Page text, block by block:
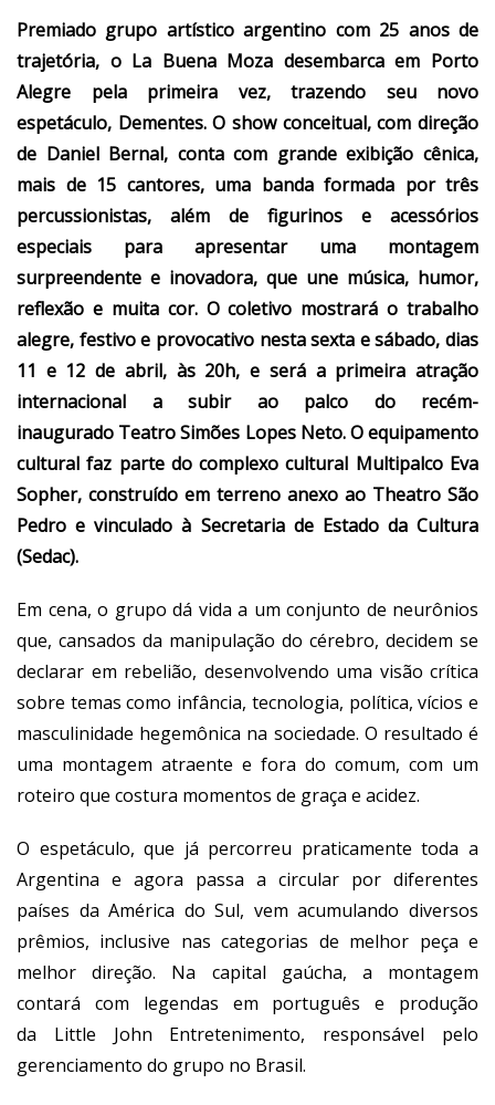
Premiado grupo artístico argentino com 25 anos de
trajetória, o La Buena Moza desembarca em Porto
Alegre pela primeira vez, trazendo seu novo
espetáculo, Dementes. O show conceitual, com direção
de Daniel Bernal, conta com grande exibição cênica,
mais de 15 cantores, uma banda formada por três
percussionistas, além de figurinos e acessórios
especiais para apresentar uma montagem
surpreendente e inovadora, que une música, humor,
reflexão e muita cor. O coletivo mostrará o trabalho
alegre, festivo e provocativo nesta sexta e sábado, dias
11 e 12 de abril, às 20h, e será a primeira atração
internacional a subir ao palco do recém-
inaugurado Teatro Simões Lopes Neto. O equipamento
cultural faz parte do complexo cultural Multipalco Eva
Sopher, construído em terreno anexo ao Theatro São
Pedro e vinculado à Secretaria de Estado da Cultura
(Sedac).
Em cena, o grupo dá vida a um conjunto de neurônios
que, cansados da manipulação do cérebro, decidem se
declarar em rebelião, desenvolvendo uma visão crítica
sobre temas como infância, tecnologia, política, vícios e
masculinidade hegemônica na sociedade. O resultado é
uma montagem atraente e fora do comum, com um
roteiro que costura momentos de graça e acidez.
O espetáculo, que já percorreu praticamente toda a
Argentina e agora passa a circular por diferentes
países da América do Sul, vem acumulando diversos
prêmios, inclusive nas categorias de melhor peça e
melhor direção. Na capital gaúcha, a montagem
contará com legendas em português e produção
da Little John Entretenimento, responsável pelo
gerenciamento do grupo no Brasil.